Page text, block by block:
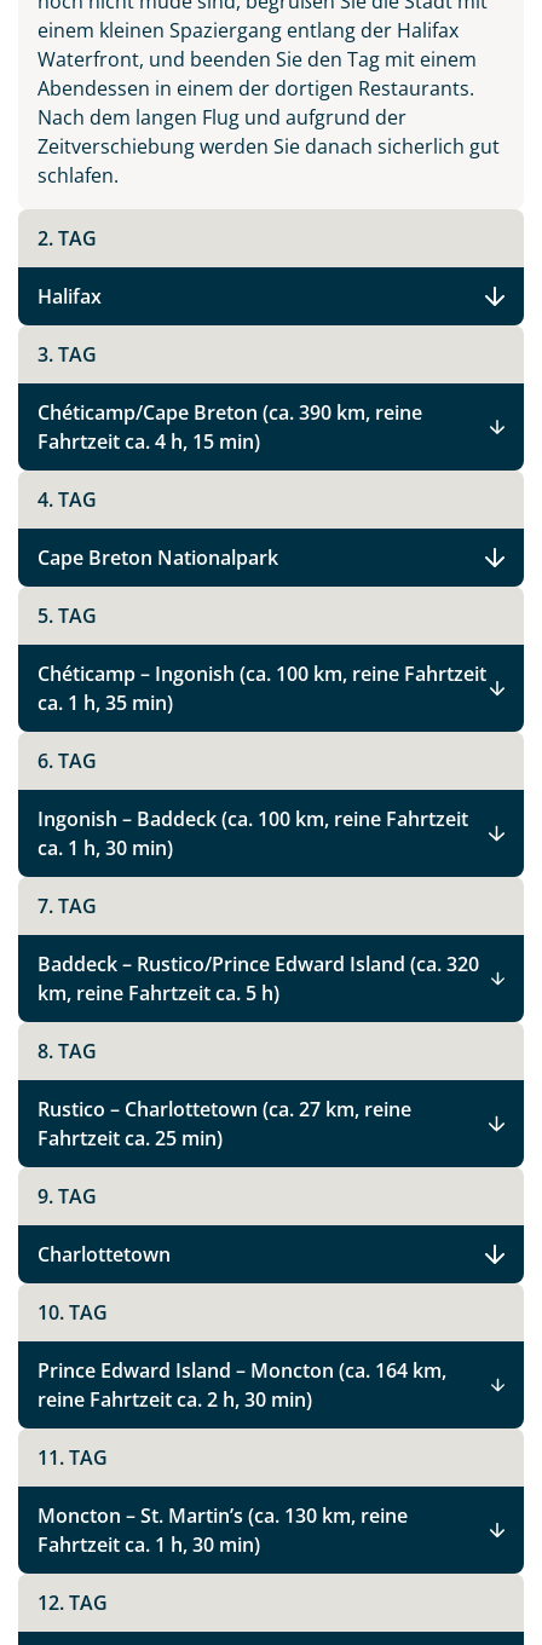
einem kleinen Spaziergang entlang der Halifax
Waterfront, und beenden Sie den Tag mit einem
Abendessen in einem der dortigen Restaurants.
Nach dem langen Flug und aufgrund der
Zeitverschiebung werden Sie danach sicherlich gut
schlafen.
2. TAG
Halifax
3. TAG
Chéticamp/Cape Breton (ca. 390 km, reine
Fahrtzeit ca. 4 h, 15 min)
4. TAG
Cape Breton Nationalpark
5. TAG
Chéticamp – Ingonish (ca. 100 km, reine Fahrtzeit
ca. 1 h, 35 min)
6. TAG
Ingonish – Baddeck (ca. 100 km, reine Fahrtzeit
ca. 1 h, 30 min)
7. TAG
Baddeck – Rustico/Prince Edward Island (ca. 320
km, reine Fahrtzeit ca. 5 h)
8. TAG
Rustico – Charlottetown (ca. 27 km, reine
Fahrtzeit ca. 25 min)
9. TAG
Charlottetown
10. TAG
Prince Edward Island – Moncton (ca. 164 km,
reine Fahrtzeit ca. 2 h, 30 min)
11. TAG
Moncton – St. Martin’s (ca. 130 km, reine
Fahrtzeit ca. 1 h, 30 min)
12. TAG